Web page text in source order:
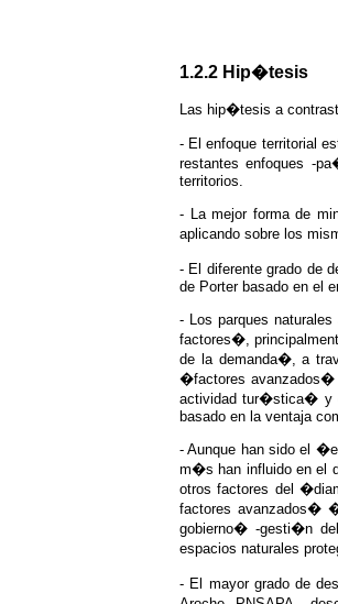
1.2.2 Hip�tesis
Las hip�tesis a
- El enfoque territorial
restantes enfoques -
territorios.
- La mejor forma de
aplicando sobre los
- El diferente grado de
de Porter basado en el
- Los parques
factores�,
de la demanda�, a
�factores avanzados�
actividad tur�stica� y
basado en la ventaja
- Aunque han sido el
m�s han influido en el
otros factores del
factores avanzados�
gobierno� -gesti�n
espacios naturales
- El mayor grado de